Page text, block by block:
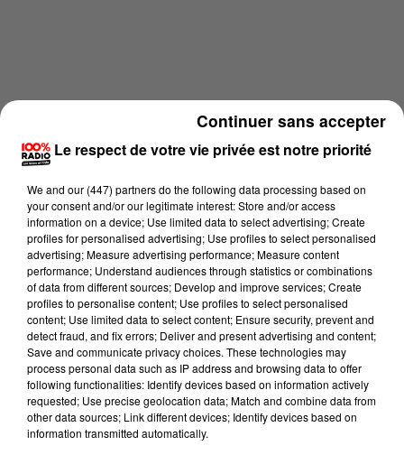
Lecture (4 min 16 sec)
100%
100% Radio les infos de l'Ariege
Le respect de votre vie privée est notre priorité
We and our (447) partnersdo the following data processing based on
your consent and/or our legitimate interest: Store and/or access
information on a device; Use limited data to select advertising; Create
profiles for personalised advertising; Use profiles to select personalised
advertising; Measure advertising performance; Measure content
performance; Understand audiences through statistics or combinations
of data from different sources; Develop and improve services; Create
profiles to personalise content; Use profiles to select personalised
content; Use limited data to select content; Ensure security, prevent and
detect fraud, and fix errors; Deliver and present advertising and content;
Save and communicate privacy choices. These technologies may
process personal data such as IP address and browsing data to offer
following functionalities: Identify devices based on information actively
requested; Use precise geolocation data; Match and combine data from
other data sources; Link different devices; Identify devices based on
information transmitted automatically.
Continuer sans accepter